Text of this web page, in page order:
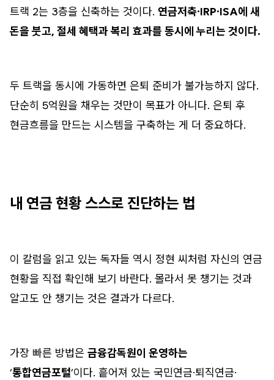
트랙 2는 3층을 신축하는 것이다. 연금저축·IRP·ISA에 새
돈을 붓고, 절세 혜택과 복리 효과를 동시에 누리는 것이다.
두 트랙을 동시에 가동하면 은퇴 준비가 불가능하지 않다.
단순히 5억원을 채우는 것만이 목표가 아니다. 은퇴 후
현금흐름을 만드는 시스템을 구축하는 게 더 중요하다.
내 연금 현황 스스로 진단하는 법
이 칼럼을 읽고 있는 독자들 역시 정현 씨처럼 자신의 연금
현황을 직접 확인해 보기 바란다. 몰라서 못 챙기는 것과
알고도 안 챙기는 것은 결과가 다르다.
가장 빠른 방법은 금융감독원이 운영하는
‘통합연금포털’이다. 흩어져 있는 국민연금·퇴직연금·